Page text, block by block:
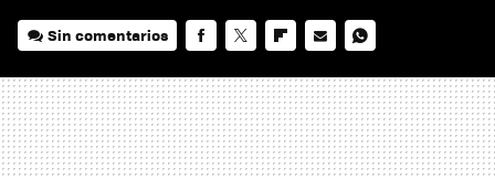
Sin comentarios
MAIL